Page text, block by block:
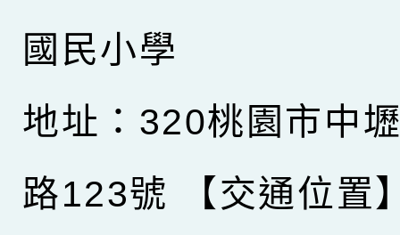
國民小學
地址：320桃園市中
路123號
【交通位置